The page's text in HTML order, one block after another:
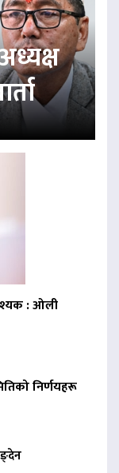
अध्यक्ष
: ओली
निर्णयहरू